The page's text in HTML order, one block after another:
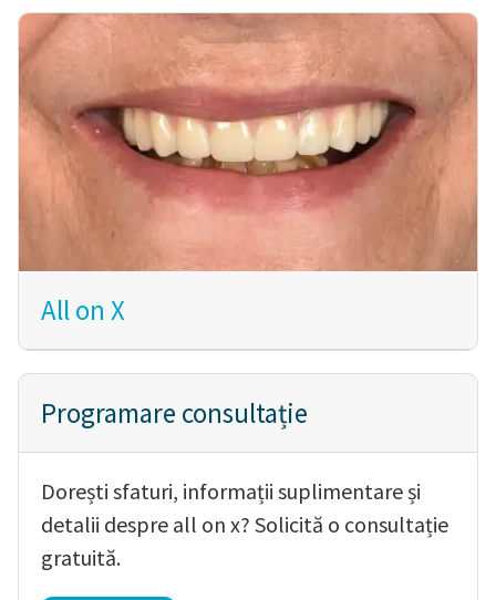
All on X
Programare consultație
Dorești sfaturi, informații suplimentare și
detalii despre all on x? Solicită o consultație
gratuită.